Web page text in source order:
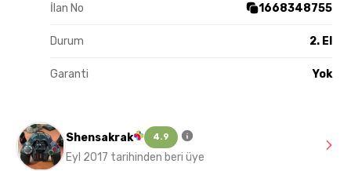
İlan No 1668348755
Durum 2. El
Garanti Yok
Shensakrak 4.9
Eyl 2017 tarihinden beri üye